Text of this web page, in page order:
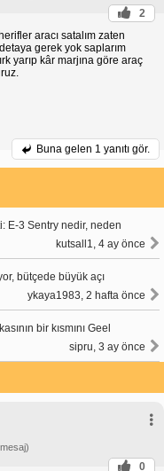
2
aracı satalım zaten
gerek yok saplarım
yarıp kâr marjına göre araç
Buna gelen 1 yanıtı gör.
E-3 Sentry nedir, neden
kutsall1, 4 ay önce
bütçede büyük açı
ykaya1983, 2 hafta önce
bir kısmını Geel
sipru, 3 ay önce
0